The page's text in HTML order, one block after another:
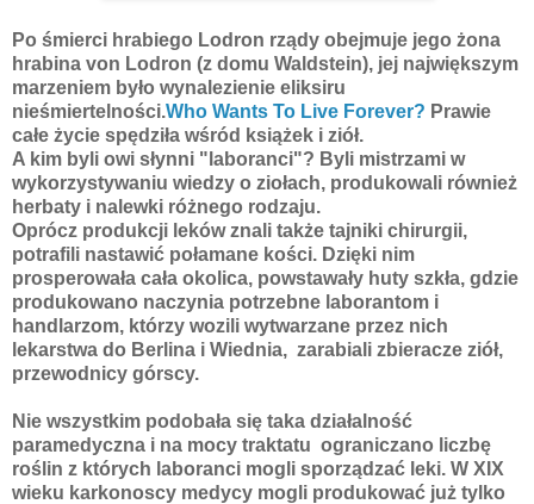
Po śmierci hrabiego Lodron rządy obejmuje jego żona
hrabina von Lodron (z domu Waldstein), jej największym
marzeniem było wynalezienie eliksiru
nieśmiertelności.Who Wants To Live Forever? Prawie
całe życie spędziła wśród książek i ziół.
A kim byli owi słynni "laboranci"? Byli mistrzami w
wykorzystywaniu wiedzy o ziołach, produkowali również
herbaty i nalewki różnego rodzaju.
Oprócz produkcji leków znali także tajniki chirurgii,
potrafili nastawić połamane kości. Dzięki nim
prosperowała cała okolica, powstawały huty szkła, gdzie
produkowano naczynia potrzebne laborantom i
handlarzom, którzy wozili wytwarzane przez nich
lekarstwa do Berlina i Wiednia, zarabiali zbieracze ziół,
przewodnicy górscy.
Nie wszystkim podobała się taka działalność
paramedyczna i na mocy traktatu ograniczano liczbę
roślin z których laboranci mogli sporządzać leki. W XIX
wieku karkonoscy medycy mogli produkować już tylko